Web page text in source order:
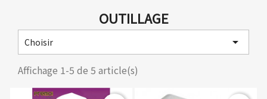
OUTILLAGE
Choisir

Affichage 1-5 de 5 article(s)